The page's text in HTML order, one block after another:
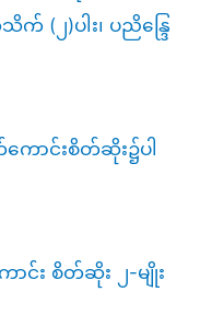
(၂)ပါး၊ ပညိန္ဒြေ
ောင်းစိတ်ဆိုး၌ပါ
င်း စိတ်ဆိုး ၂-မျိုး